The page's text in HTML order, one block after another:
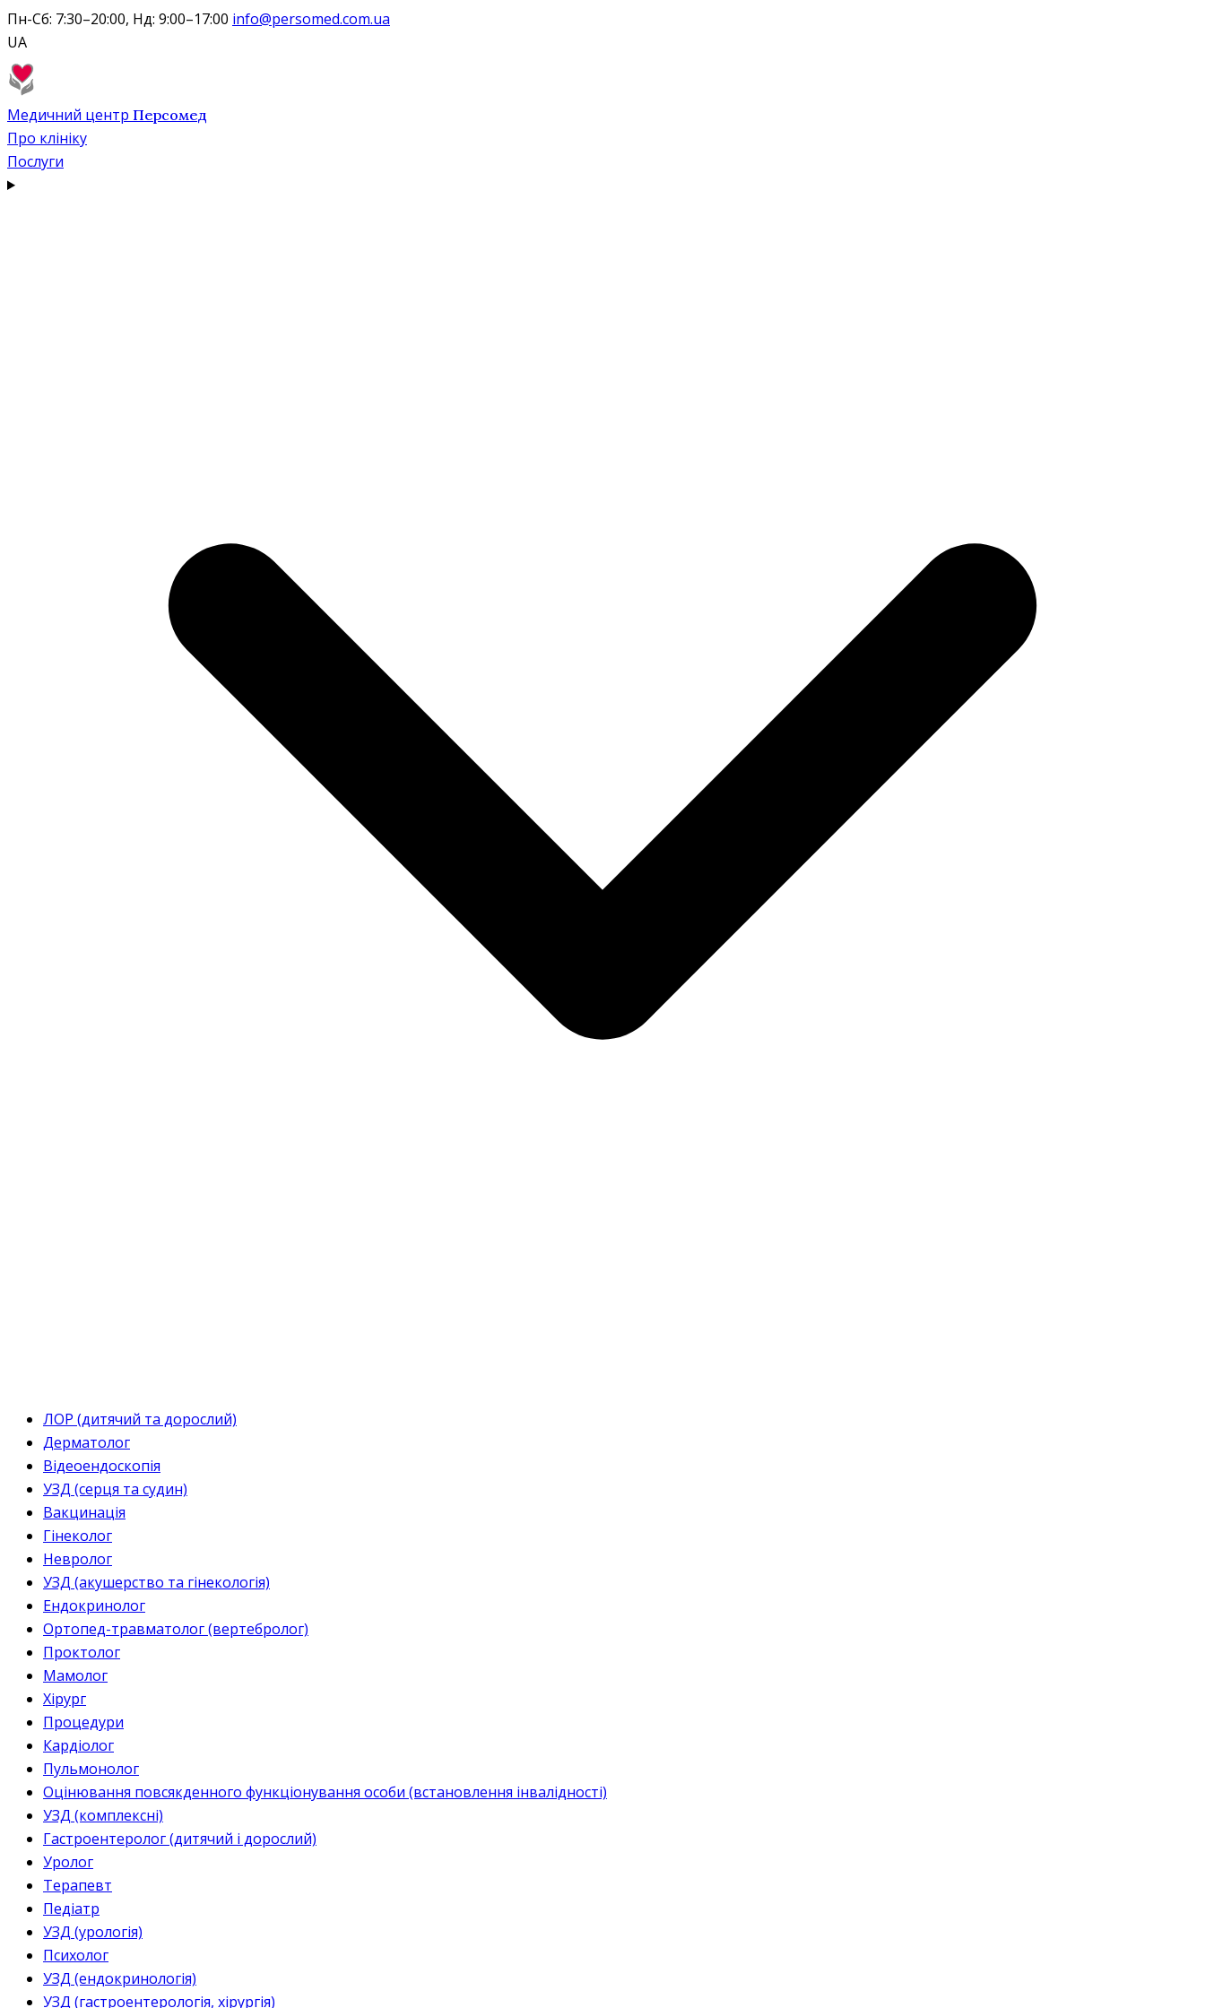
Пн-Сб: 7:30–20:00, Нд: 9:00–17:00 info@persomed.com.ua
UA
Медичний центр Персомед
Про клініку
Послуги
ЛОР (дитячий та дорослий)
Дерматолог
Відеоендоскопія
УЗД (серця та судин)
Вакцинація
Гінеколог
Невролог
УЗД (акушерство та гінекологія)
Ендокринолог
Ортопед-травматолог (вертебролог)
Проктолог
Мамолог
Хірург
Процедури
Кардіолог
Пульмонолог
Оцінювання повсякденного функціонування особи (встановлення інвалідності)
УЗД (комплексні)
Гастроентеролог (дитячий і дорослий)
Уролог
Терапевт
Педіатр
УЗД (урологія)
Психолог
УЗД (ендокринологія)
УЗД (гастроентерологія, хірургія)